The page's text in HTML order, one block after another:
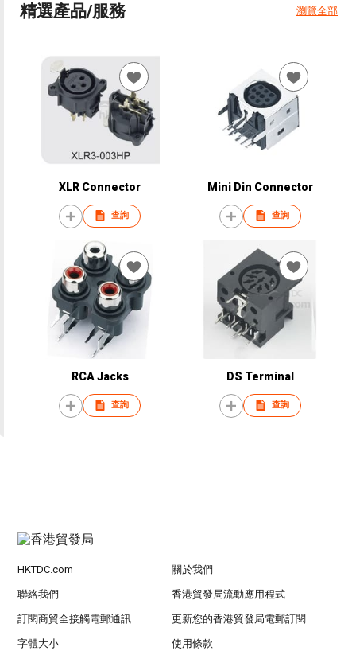
精選產品/服務 瀏覽全部
XLR Connector
查詢
Mini Din Connector
查詢
RCA Jacks
查詢
DS Terminal
查詢
HKTDC.com 關於我們
聯絡我們 香港貿發局流動應用程式
訂閱商貿全接觸電郵通訊 更新您的香港貿發局電郵訂閱
字體大小 使用條款